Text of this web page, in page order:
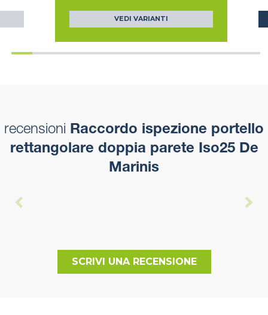
VEDI VARIANTI
recensioni Raccordo ispezione portello
rettangolare doppia parete Iso25 De
Marinis
SCRIVI UNA RECENSIONE